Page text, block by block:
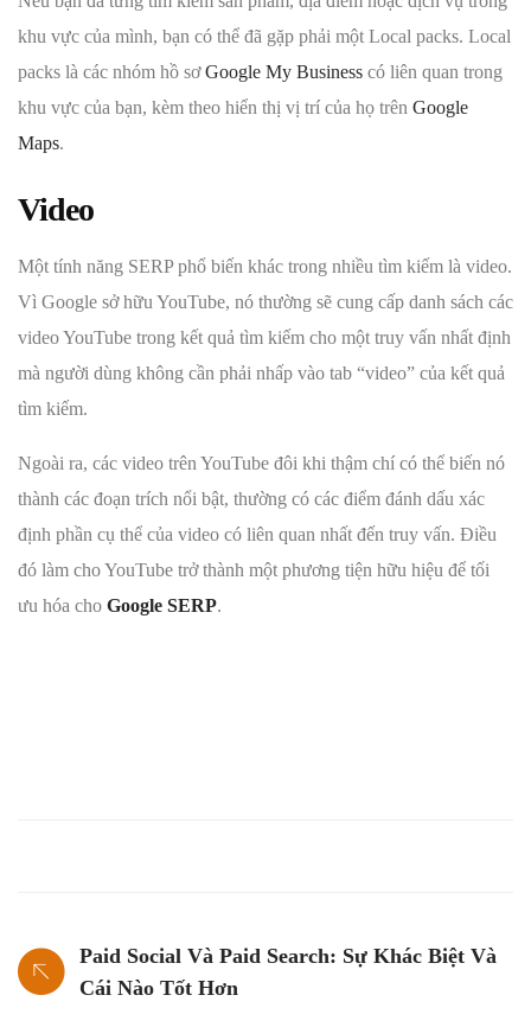
khu vực của mình, bạn có thể đã gặp phải một Local packs. Local
packs là các nhóm hồ sơGoogle My Business có liên quan trong
khu vực của bạn, kèm theo hiển thị vị trí của họ trên Google
Maps.
Video
Một tính năng SERP phổ biến khác trong nhiều tìm kiếm là video.
Vì Google sở hữu YouTube, nó thường sẽ cung cấp danh sách các
video YouTube trong kết quả tìm kiếm cho một truy vấn nhất định
mà người dùng không cần phải nhấp vào tab “video” của kết quả
tìm kiếm.
Ngoài ra, các video trên YouTube đôi khi thậm chí có thể biến nó
thành các đoạn trích nổi bật, thường có các điểm đánh dấu xác
định phần cụ thể của video có liên quan nhất đến truy vấn. Điều
đó làm cho YouTube trở thành một phương tiện hữu hiệu để tối
ưu hóa cho Google SERP.
Paid Social Và Paid Search: Sự Khác Biệt Và
Cái Nào Tốt Hơn